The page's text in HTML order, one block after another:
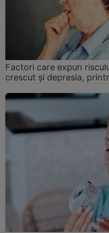
Factori care expun
crescut şi depresia,